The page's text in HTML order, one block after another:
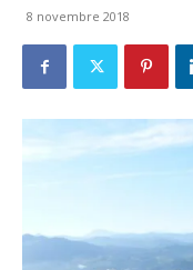
8 novembre 2018